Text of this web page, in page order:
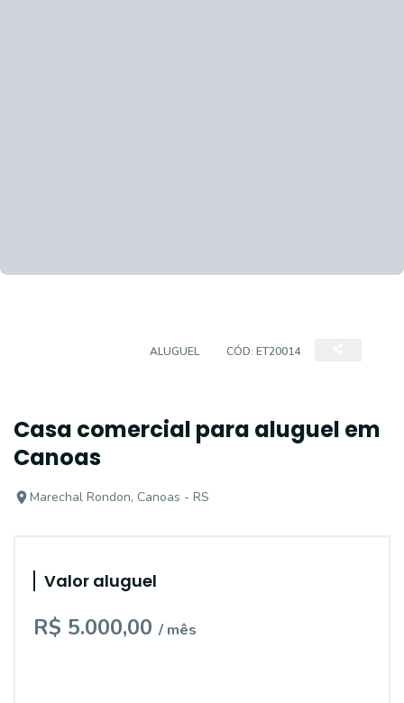
ALUGUEL CÓD: ET20014
Casa comercial para aluguel em
Canoas
Marechal Rondon, Canoas - RS
Valor aluguel
R$ 5.000,00 / mês